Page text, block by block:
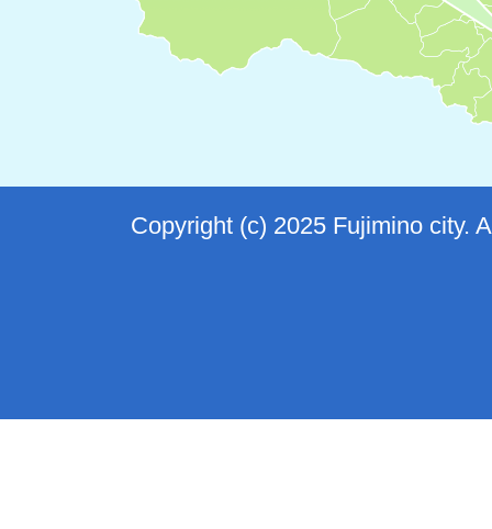
Copyright (c) 2025 Fujimino city.